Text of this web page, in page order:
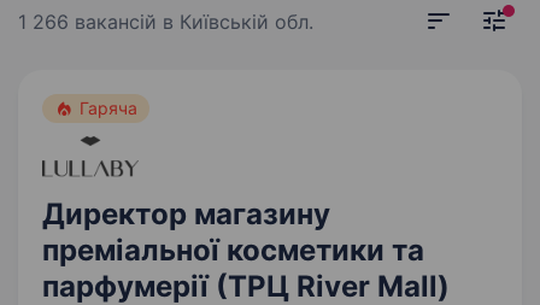
1 266 вакансій в Київській обл.
Гаряча
Директор магазину
преміальної косметики та
парфумерії (ТРЦ River Mall)